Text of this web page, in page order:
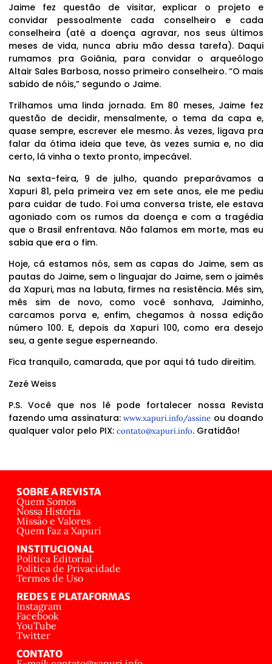
Jaime fez questão de visitar, explicar o projeto e
convidar pessoalmente cada conselheiro e cada
conselheira (até a doença agravar, nos seus últimos
meses de vida, nunca abriu mão dessa tarefa). Daqui
rumamos pra Goiânia, para convidar o arqueólogo
Altair Sales Barbosa, nosso primeiro conselheiro. “O mais
sabido de nóis,” segundo o Jaime.
Trilhamos uma linda jornada. Em 80 meses, Jaime fez
questão de decidir, mensalmente, o tema da capa e,
quase sempre, escrever ele mesmo. Às vezes, ligava pra
falar da ótima ideia que teve, às vezes sumia e, no dia
certo, lá vinha o texto pronto, impecável.
Na sexta-feira, 9 de julho, quando preparávamos a
Xapuri 81, pela primeira vez em sete anos, ele me pediu
para cuidar de tudo. Foi uma conversa triste, ele estava
agoniado com os rumos da doença e com a tragédia
que o Brasil enfrentava. Não falamos em morte, mas eu
sabia que era o fim.
Hoje, cá estamos nós, sem as capas do Jaime, sem as
pautas do Jaime, sem o linguajar do Jaime, sem o jaimês
da Xapuri, mas na labuta, firmes na resistência. Mês sim,
mês sim de novo, como você sonhava, Jaiminho,
carcamos porva e, enfim, chegamos à nossa edição
número 100. E, depois da Xapuri 100, como era desejo
seu, a gente segue esperneando.
Fica tranquilo, camarada, que por aqui tá tudo direitim.
Zezé Weiss
P.S. Você que nos lê pode fortalecer nossa Revista
fazendo uma assinatura:www.xapuri.info/assine ou doando
qualquer valor pelo PIX: contato@xapuri.info. Gratidão!
SOBRE A REVISTA
Quem Somos
Nossa História
Missão e Valores
Quem Faz a Xapuri
INSTITUCIONAL
Política Editorial
Política de Privacidade
Termos de Uso
REDES E PLATAFORMAS
Instagram
Facebook
YouTube
Twitter
CONTATO